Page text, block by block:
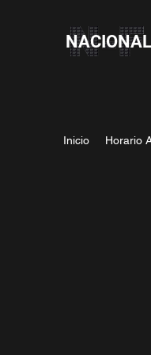
Inicio Horario